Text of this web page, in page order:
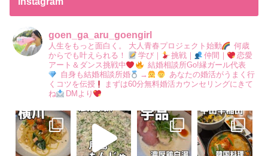
goen_ga_aru_goengirl
人生をもっと面白く。 大人青春プロジェクト始動
何歳
からでも叶えられる！
学び｜ 挑戦｜ 仲間｜
恋愛
アート＆ダンス挑戦中
結婚相談所Go!縁ガール代表
自身も結婚相談所婚
→
あなたの婚活がうまく行
くコツを伝授
まずは60分無料婚活カウンセリングにきて
ね
DMより